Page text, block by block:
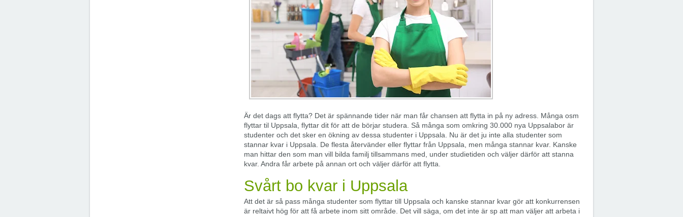
Är det dags att flytta? Det är spännande tider när man får chansen att flytta in på ny adress. Många osm
flyttar til Uppsala, flyttar dit för att de börjar studera. Så många som omkring 30.000 nya Uppsalabor är
studenter och det sker en ökning av dessa studenter i Uppsala. Nu är det ju inte alla studenter som
stannar kvar i Uppsala. De flesta återvänder eller flyttar från Uppsala, men många stannar kvar. Kanske
man hittar den som man vill bilda familj tillsammans med, under studietiden och väljer därför att stanna
kvar. Andra får arbete på annan ort och väljer därför att flytta.
Svårt bo kvar i Uppsala
Att det är så pass många studenter som flyttar till Uppsala och kanske stannar kvar gör att konkurrensen
är reltaivt hög för att få arbete inom sitt område. Det vill säga, om det inte är sp att man väljer att arbeta i